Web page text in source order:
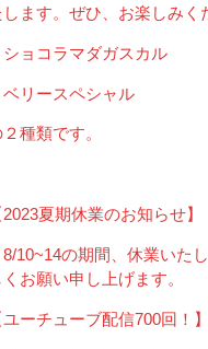
ます。ぜひ、お楽しみく
ショコラマダガスカル
ベリースペシャル
種類です。
夏期休業のお知らせ】
8/10~14の期間、休業いた
お願い申し上げます。
ーチューブ配信700回！】